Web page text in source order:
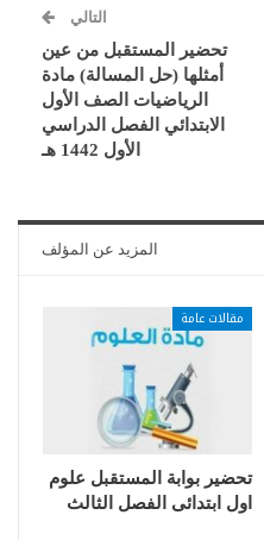
التالي
تحضير المستقبل من عين
أمثلها (حل المسالة) مادة
الرياضيات الصف الأول
الابتدائي الفصل الدراسي
الأول 1442 هـ
المزيد عن المؤلف
مقالات عامة
تحضير بوابة المستقبل علوم
اول ابتدائى الفصل الثالث